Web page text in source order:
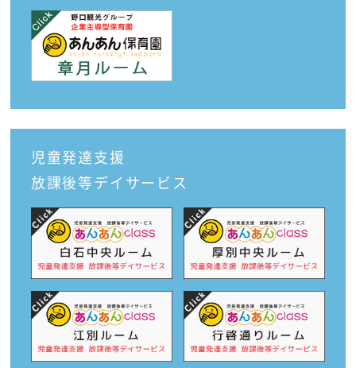
児童発達支援
放課後等デイサービス